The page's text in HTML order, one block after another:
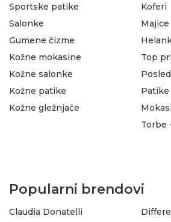
Sportske patike
Salonke
Gumene čizme
Koferi
Majice
Kožne mokasine
Kožne salonke
Kožne patike
Kožne gležnjače
Top
Patike
Torbe
Popularni brendovi
Claudia Donatelli